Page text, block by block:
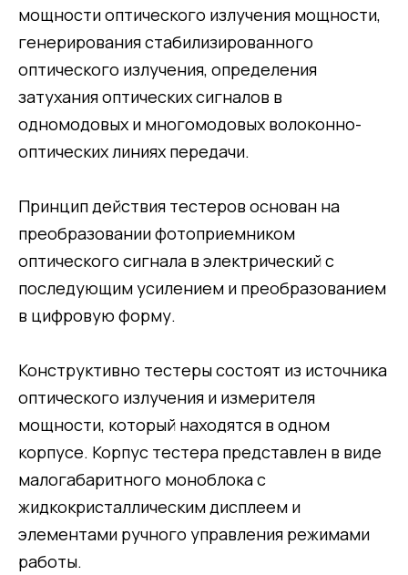
мощности оптического излучения мощности,
генерирования стабилизированного
оптического излучения, определения
затухания оптических сигналов в
одномодовых и многомодовых волоконно-
оптических линиях передачи.
Принцип действия тестеров основан на
преобразовании фотоприемником
оптического сигнала в электрический с
последующим усилением и преобразованием
в цифровую форму.
Конструктивно тестеры состоят из источника
оптического излучения и измерителя
мощности, который находятся в одном
корпусе. Корпус тестера представлен в виде
малогабаритного моноблока с
жидкокристаллическим дисплеем и
элементами ручного управления режимами
работы.